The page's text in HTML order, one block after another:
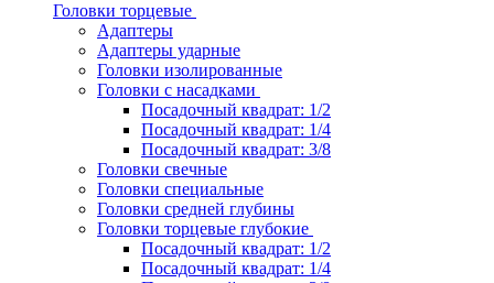
Головки торцевые
Адаптеры
Адаптеры ударные
Головки изолированные
Головки с насадками
Посадочный квадрат: 1/2
Посадочный квадрат: 1/4
Посадочный квадрат: 3/8
Головки свечные
Головки специальные
Головки средней глубины
Головки торцевые глубокие
Посадочный квадрат: 1/2
Посадочный квадрат: 1/4